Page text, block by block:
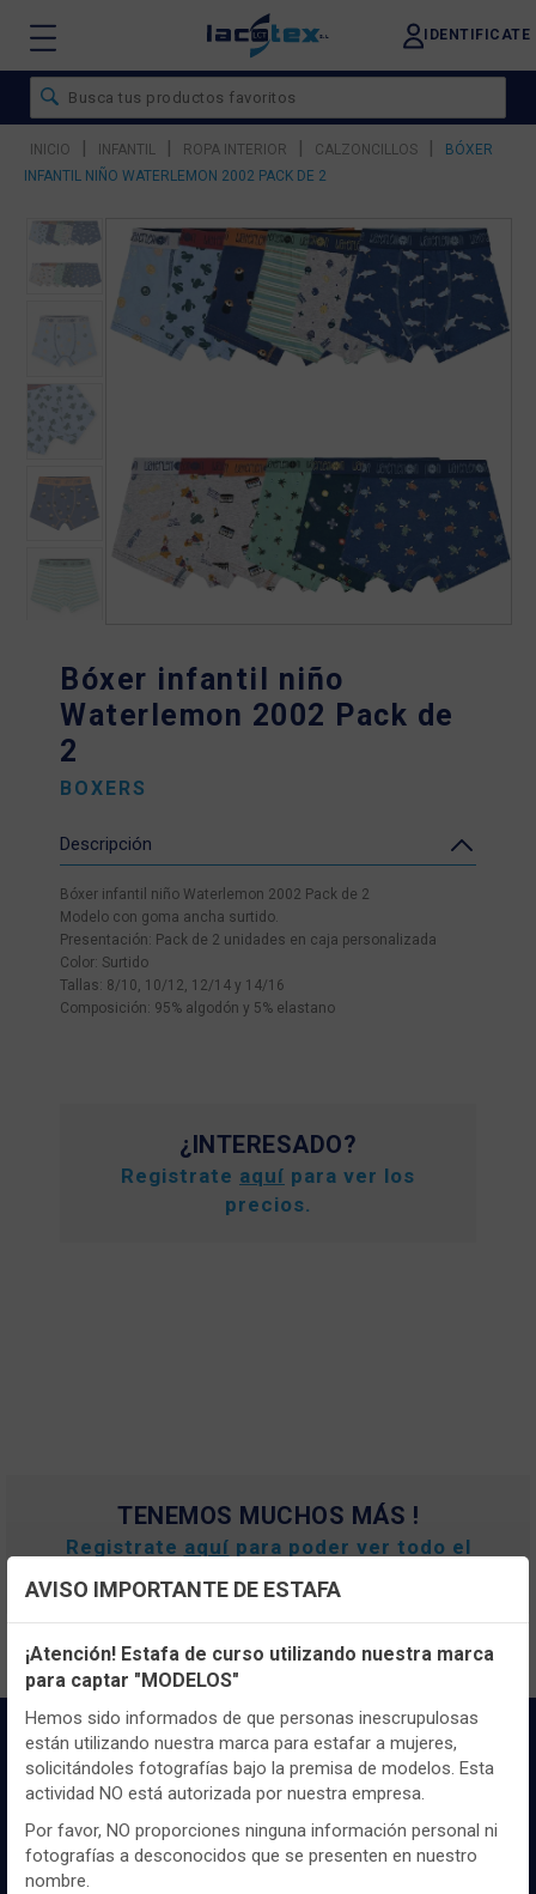
IDENTIFICATE
INICIO | INFANTIL | ROPA INTERIOR | CALZONCILLOS |
BÓXER
INFANTIL NIÑO WATERLEMON 2002 PACK DE 2
Bóxer infantil niño
Waterlemon 2002 Pack de
2
BOXERS
Descripción
Bóxer infantil niño Waterlemon 2002 Pack de 2
Modelo con goma ancha surtido.
Presentación: Pack de 2 unidades en caja personalizada
Color: Surtido
Tallas: 8/10, 10/12, 12/14 y 14/16
Composición: 95% algodón y 5% elastano
¿INTERESADO?
Registrate aquí para ver los
precios.
TENEMOS MUCHOS MÁS !
Registrate aquí para poder ver todo el
Distribuidor y mayorista textil de las mejores
Configuración de cookies
Utilizamos cookies propias y de terceros, de sesión o
persistentes, para hacer funcionar de manera segura nuestra
página web y personalizar su contenido.
Igualmente, utilizamos cookies para medir y obtener datos de
la navegación que realizas y para ajustar el contenido a tus
gustos y preferencias.
Puedesconfigurary aceptar el uso de cookies a tu gusto.
Para obtener más información visita nuestra
AVISO IMPORTANTE DE ESTAFA
¡Atención! Estafa de curso utilizando nuestra marca
para captar "MODELOS"
Hemos sido informados de que personas inescrupulosas
están utilizando nuestra marca para estafar a mujeres,
solicitándoles fotografías bajo la premisa de modelos. Esta
actividad NO está autorizada por nuestra empresa.
Por favor, NO proporciones ninguna información personal ni
fotografías a desconocidos que se presenten en nuestro
nombre.